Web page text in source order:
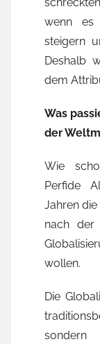
wenn
steigern
Deshalb
dem
Was
der
Wie
Perfide
Jahren
nach der
wollen.
Die